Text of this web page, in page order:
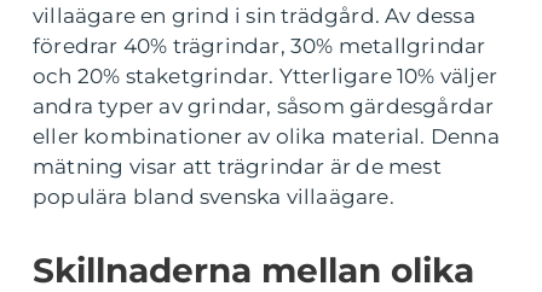
villaägare en grind i sin trädgård. Av dessa
föredrar 40% trägrindar, 30% metallgrindar
och 20% staketgrindar. Ytterligare 10% väljer
andra typer av grindar, såsom gärdesgårdar
eller kombinationer av olika material. Denna
mätning visar att trägrindar är de mest
populära bland svenska villaägare.
Skillnaderna mellan olika